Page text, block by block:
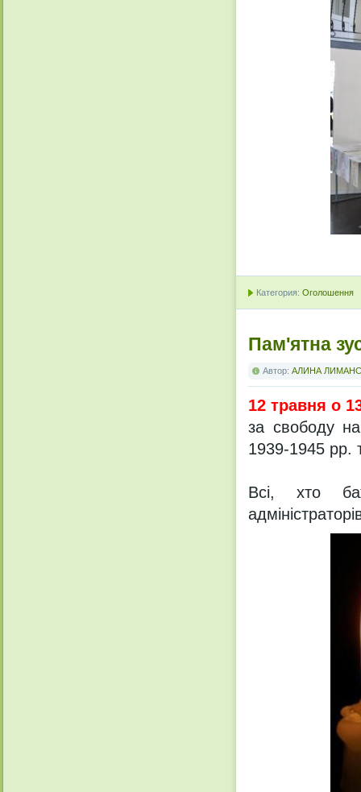
Категория: Оголошення
Пам'ятна
Автор: АЛИНА
12 травня о
за свободу
1939-1945 рр.
Всі, хто